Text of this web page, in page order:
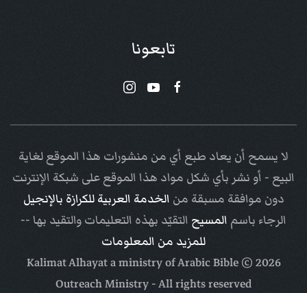
تابعونا
لا يسمح أن يعاد طبع أي من منشورات هذا الموقع لغاية
البيع - أو نشر بأي شكل مواد هذا الموقع على شبكة الإنترنت
دون موافقة مسبقة من الخدمة العربية للكرازة بالإنجيل
الرجاء باسم المسيح التقيّد بهذه التعليمات والتقيد بها --
للمزيد من المعلومات
2026
© Kalimat Alhayat a ministry of
Arabic Bible
Outreach Ministry- All rights reserved